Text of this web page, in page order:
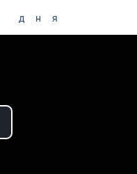
дня
Video